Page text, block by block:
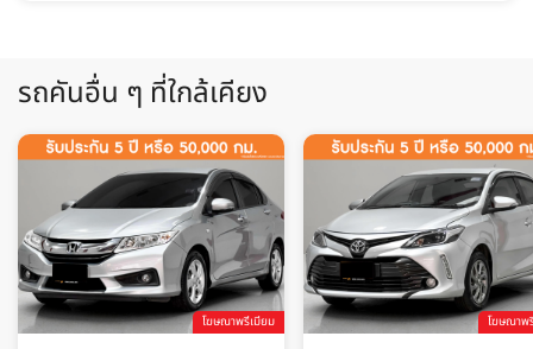
รถคันอื่น ๆ ที่ใกล้เคียง
โฆษณาพรีเมียม โฆษณาพ